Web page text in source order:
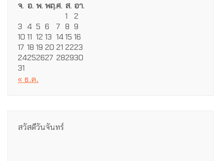
จ. อ. พ.พฤ.ศ. ส. อา.
1
2
3 4 5 6 7 8 9
10 11 12 13 1415 16
17 18 19 20 21 2223
24252627 282930
31
« ธ.ค.
สวัสดีวันจันทร์